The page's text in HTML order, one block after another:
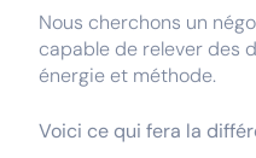
Nous cherchons un
capable de relever des
énergie et méthode.
Voici ce qui fera la